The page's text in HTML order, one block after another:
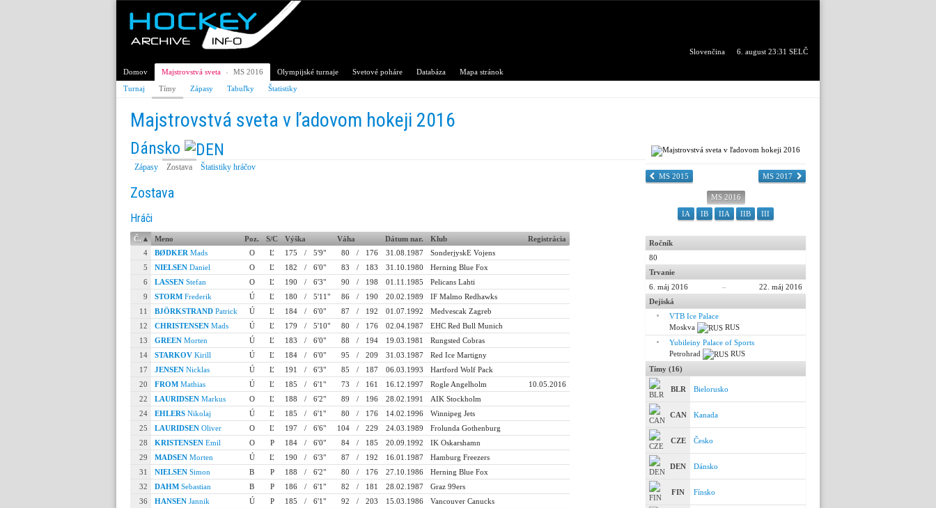
Slovenčina 6. august 23:31 SELČ
Domov Majstrovstvá sveta › MS 2016 Olympijské turnaje Svetové poháre Databáza
Mapa stránok
Turnaj
Tímy Zápasy Tabuľky Štatistiky
Majstrovstvá sveta v ľadovom hokeji 2016
Dánsko
Zápasy Zostava Štatistiky hráčov
Zostava
Hráči
Č. ▴ Meno Poz. S/C Výška Váha Dátum nar. Klub Registrácia
4 BØDKER Mads O Ľ 175 / 5'9" 80 / 176 31.08.1987
SonderjyskE Vojens
5
NIELSEN Daniel O Ľ 182 / 6'0" 83 / 183 31.10.1980
Herning Blue Fox
6
LASSEN Stefan O Ľ 190 / 6'3" 90 / 198 01.11.1985
Pelicans Lahti
9
STORM Frederik Ú Ľ 180 / 5'11" 86 / 190 20.02.1989
IF Malmo Redhawks
11
BJÖRKSTRAND Patrick Ú Ľ 184 / 6'0" 87 / 192 01.07.1992
Medvescak Zagreb
12
CHRISTENSEN Mads Ú Ľ 179 / 5'10" 80 / 176 02.04.1987
EHC Red Bull Munich
13
GREEN Morten Ú Ľ 183 / 6'0" 88 / 194 19.03.1981
Rungsted Cobras
14
STARKOV Kirill Ú Ľ 184 / 6'0" 95 / 209 31.03.1987
Red Ice Martigny
17
JENSEN Nicklas Ú Ľ 191 / 6'3" 85 / 187 06.03.1993
Hartford Wolf Pack
20
FROM Mathias Ú Ľ 185 / 6'1" 73 / 161 16.12.1997 Rogle Angelholm
10.05.2016
22
LAURIDSEN Markus O Ľ 188 / 6'2" 89 / 196 28.02.1991
AIK Stockholm
24
EHLERS Nikolaj Ú Ľ 185 / 6'1" 80 / 176 14.02.1996
Winnipeg Jets
25
LAURIDSEN Oliver O Ľ 197 / 6'6" 104 / 229 24.03.1989
Frolunda Gothenburg
28
KRISTENSEN Emil O P 184 / 6'0" 84 / 185 20.09.1992
IK Oskarshamn
29
MADSEN Morten Ú Ľ 190 / 6'3" 87 / 192 16.01.1987
Hamburg Freezers
31
NIELSEN Simon B P 188 / 6'2" 80 / 176 27.10.1986
Herning Blue Fox
32
DAHM Sebastian B P 186 / 6'1" 82 / 181 28.02.1987
Graz 99ers
36
HANSEN Jannik Ú P 185 / 6'1" 92 / 203 15.03.1986
Vancouver Canucks
MS 2015 MS 2017
MS 2016
IA
IB IIA IIB III
Ročník
80
Trvanie
6. máj 2016
–
22. máj 2016
Dejiská
VTB Ice Palace
Moskva
RUS
Yubileiny Palace of Sports
Petrohrad
RUS
Tímy (16)
BLR Bielorusko
CAN Kanada
CZE Česko
DEN Dánsko
FIN Fínsko